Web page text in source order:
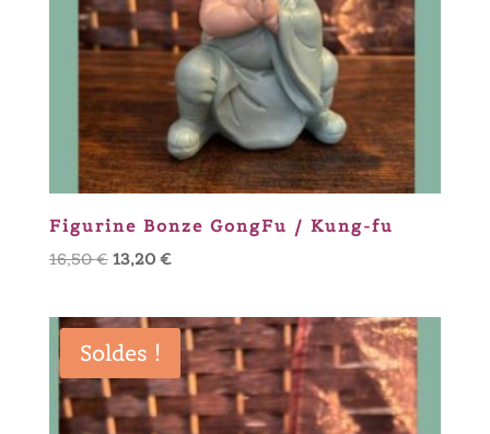
Figurine Bonze GongFu / Kung-fu
16,50€ Le
était :
16,50 €.
13,20 €Le
est :
13,20 €.
Soldes !